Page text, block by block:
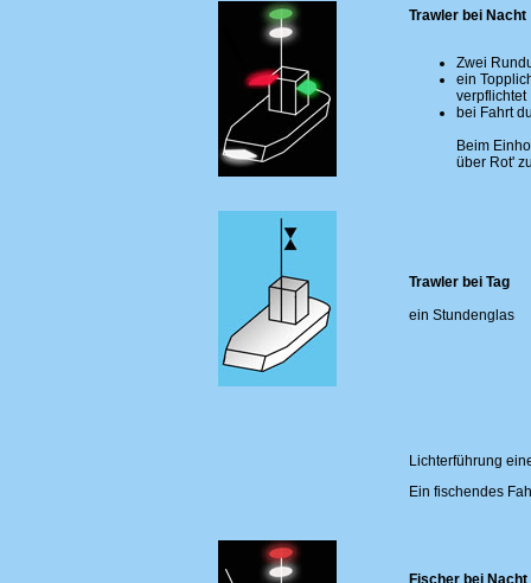
Trawler bei Nacht
Zwei
ein
verpflichtet
bei Fahrt
Beim
über Rot'
Trawler bei Tag
ein Stundenglas
Lichterführung
Ein fischendes
Fischer bei Nacht